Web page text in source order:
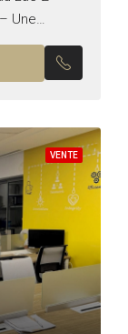
Une
VENTE